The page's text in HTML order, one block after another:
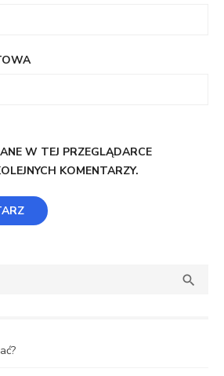
W TEJ PRZEGLĄDARCE
KOMENTARZY.
